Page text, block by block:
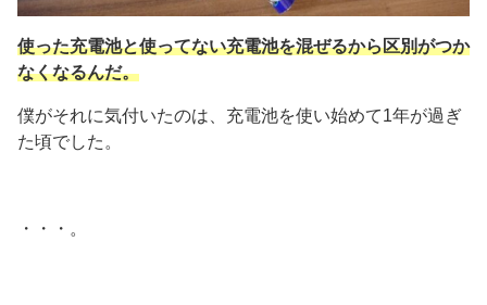
使った充電池と使ってない充電池を混ぜるから区別がつか
なくなるんだ。
僕がそれに気付いたのは、充電池を使い始めて1年が過ぎ
た頃でした。
・・・。